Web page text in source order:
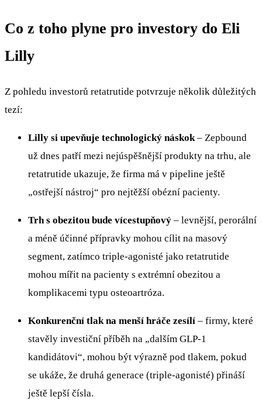
Co z toho plyne pro investory do Eli
Lilly
Z pohledu investorů retatrutide potvrzuje několik důležitých
tezí:
Lilly si upevňuje technologický náskok – Zepbound
už dnes patří mezi nejúspěšnější produkty na trhu, ale
retatrutide ukazuje, že firma má v pipeline ještě
„ostřejší nástroj“ pro nejtěžší obézní pacienty.
Trh s obezitou bude vícestupňový – levnější, perorální
a méně účinné přípravky mohou cílit na masový
segment, zatímco triple-agonisté jako retatrutide
mohou mířit na pacienty s extrémní obezitou a
komplikacemi typu osteoartróza.
Konkurenční tlak na menší hráče zesílí – firmy, které
stavěly investiční příběh na „dalším GLP-1
kandidátovi“, mohou být výrazně pod tlakem, pokud
se ukáže, že druhá generace (triple-agonisté) přináší
ještě lepší čísla.